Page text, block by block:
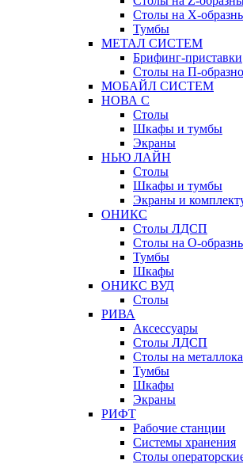
Столы на Х-
Тумбы
МЕТАЛ СИСТЕМ
Брифинг-приставки
Столы на П-
МОБАЙЛ СИСТЕМ
НОВА С
Столы
Шкафы и тумбы
Экраны
НЬЮ ЛАЙН
Столы
Шкафы и тумбы
Экраны и
ОНИКС
Столы ЛДСП
Столы на О-
Тумбы
Шкафы
ОНИКС ВУД
Столы
РИВА
Аксессуары
Столы ЛДСП
Столы на
Тумбы
Шкафы
Экраны
РИФТ
Рабочие станции
Системы хранения
Столы